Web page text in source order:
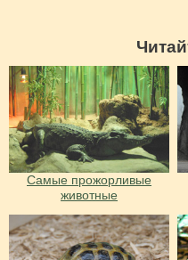
Самые прожорливые
животные